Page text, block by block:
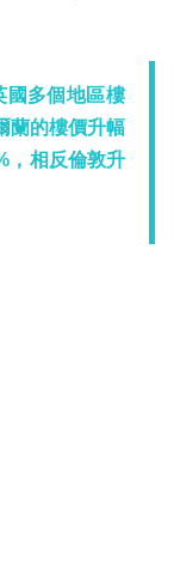
國多個地區樓
蘭的樓價升幅
，相反倫敦升